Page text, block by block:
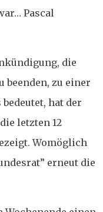
Pascal
die
beenden, zu einer
hat der
letzten 12
Womöglich
erneut die